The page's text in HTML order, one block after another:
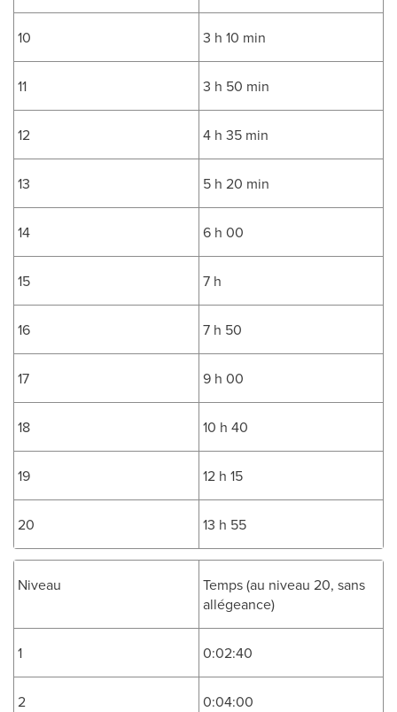
10 3 h 10 min
11 3 h 50 min
12 4 h 35 min
13 5 h 20 min
14 6 h 00
15 7 h
16 7 h 50
17 9 h 00
18 10 h 40
19 12 h 15
20 13 h 55
Niveau
Temps (au niveau 20, sans
allégeance)
1 0:02:40
2 0:04:00